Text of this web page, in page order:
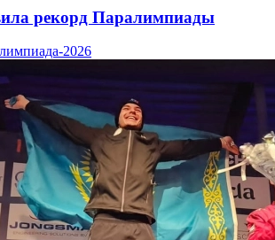
рекорд Паралимпиады
2026